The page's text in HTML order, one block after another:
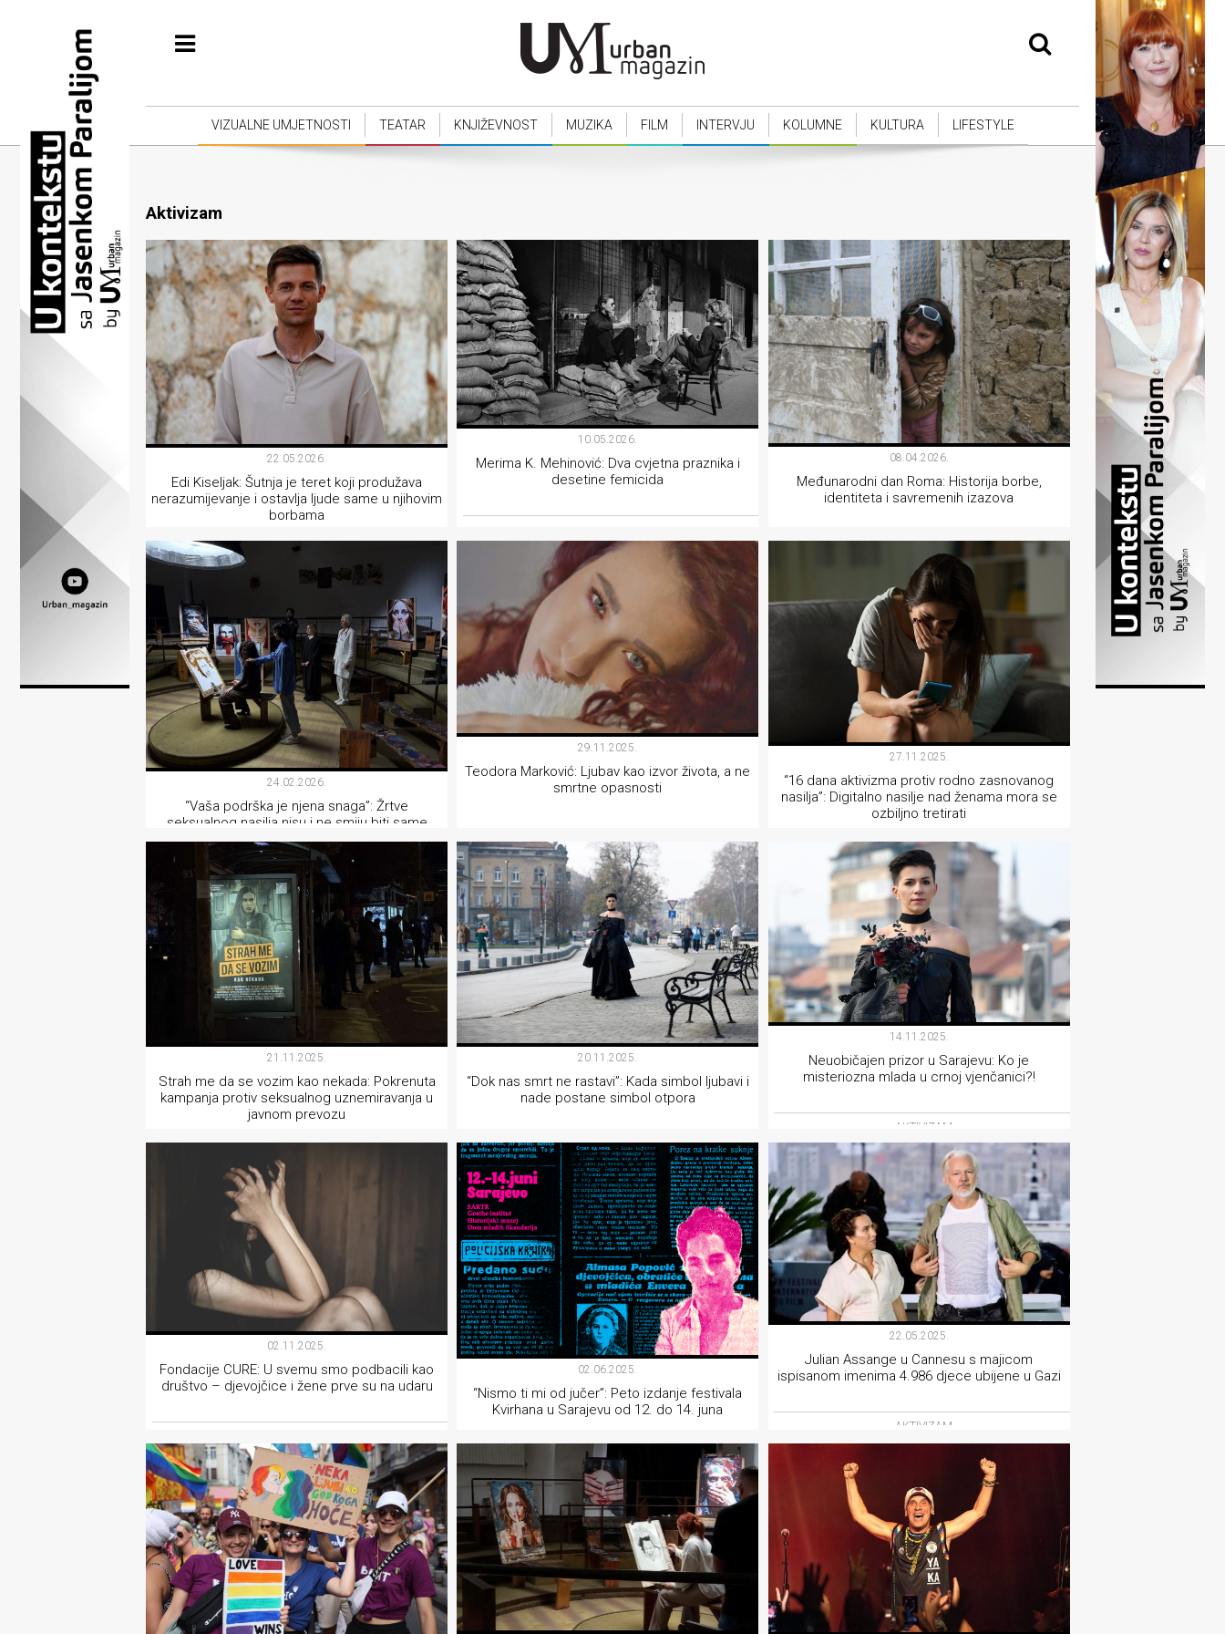
Vizualne
umjetnosti
Teatar
Književnost
Muzika
Film
Intervju
Kolumne
Lifestyle
Beauty
Zdravlje
stolom
u
VIZUALNE UMJETNOSTI TEATAR KNJIŽEVNOST MUZIKA FILM INTERVJU KOLUMNE KULTURA LIFESTYLE
Aktivizam
22.05.2026.
Edi Kiseljak: Šutnja je teret koji produžava
nerazumijevanje i ostavlja ljude same u njihovim
borbama
AKTIVIZAM
10.05.2026.
Merima K. Mehinović: Dva cvjetna praznika i
desetine femicida
08.04.2026.
Međunarodni dan Roma: Historija borbe,
identiteta i savremenih izazova
24.02.2026.
“Vaša podrška je njena snaga”: Žrtve
seksualnog nasilja nisu i ne smiju biti same
AKTIVIZAM
29.11.2025.
Teodora Marković: Ljubav kao izvor života, a ne
smrtne opasnosti
27.11.2025.
“16 dana aktivizma protiv rodno zasnovanog
nasilja”: Digitalno nasilje nad ženama mora se
ozbiljno tretirati
AKTIVIZAM
21.11.2025.
Strah me da se vozim kao nekada: Pokrenuta
kampanja protiv seksualnog uznemiravanja u
javnom prevozu
20.11.2025.
“Dok nas smrt ne rastavi”: Kada simbol ljubavi i
nade postane simbol otpora
AKTIVIZAM
14.11.2025.
Neuobičajen prizor u Sarajevu: Ko je
misteriozna mlada u crnoj vjenčanici?!
AKTIVIZAM
02.11.2025.
Fondacije CURE: U svemu smo podbacili kao
društvo – djevojčice i žene prve su na udaru
02.06.2025.
“Nismo ti mi od jučer”: Peto izdanje festivala
Kvirhana u Sarajevu od 12. do 14. juna
AKTIVIZAM
22.05.2025.
Julian Assange u Cannesu s majicom
ispisanom imenima 4.986 djece ubijene u Gazi
AKTIVIZAM